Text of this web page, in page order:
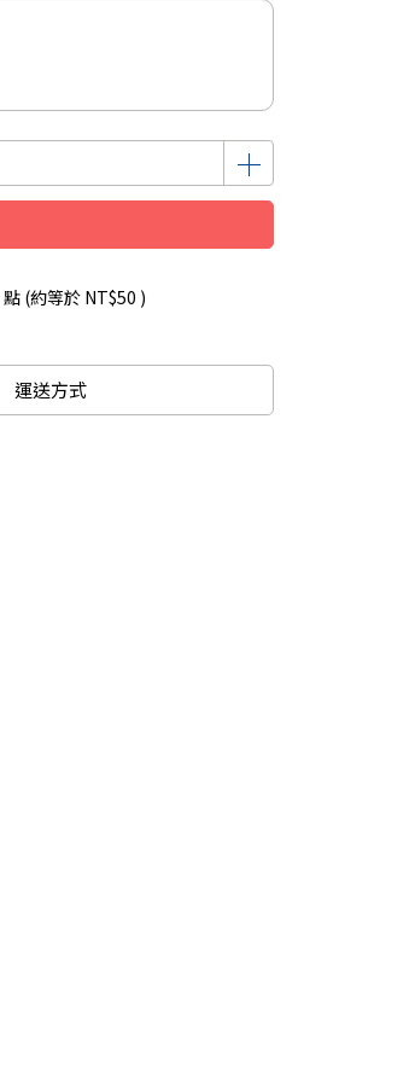
點 (約等於 NT$50 )
運送方式